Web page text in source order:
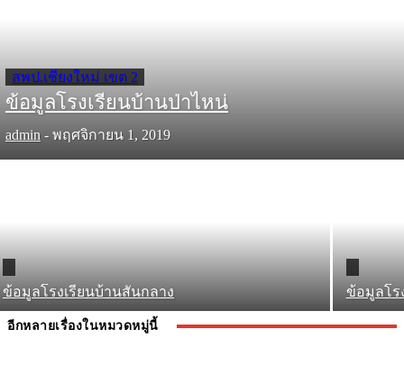
สพป.เชียงใหม่ เขต 2
ข้อมูลโรงเรียนบ้านป่าไหน่
admin - พฤศจิกายน 1, 2019
ข้อมูลโรงเรียนบ้านสันกลาง ข้อมูลโร
อีกหลายเรื่องในหมวดหมู่นี้